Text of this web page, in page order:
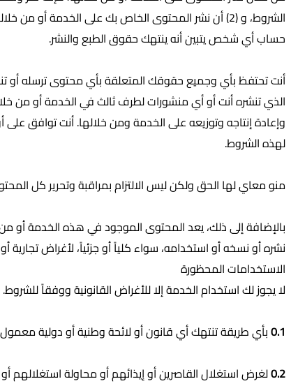
الشروط، و (2) أن نشر المحتوى الخاص بك على
حساب أي شخص يتبين أنه ينتهك حقوق الطبع والنشر.
أنت تحتفظ بأي وجميع حقوقك المتعلقة بأي محتوى ترسله
الذي تنشره أنت أو أي منشورات لطرف ثالث في الخدمة أو من
وإعادة إنتاجه وتوزيعه على الخدمة ومن خلالها. أنت توافق
لهذه الشروط.
منو معاي لها الحق ولكن ليس الالتزام بمراقبة وتحرير كل
بالإضافة إلى ذلك، يعد المحتوى الموجود في هذه الخدمة أو من
نشره أو نسخه أو استخدامه، سواء كلياً أو جزئياً، لأغراض
الاستخدامات المحظورة
لا يجوز لك استخدام الخدمة إلا للأغراض القانونية ووفقاً
0.1بأي طريقة تنتهك أي قانون أو لائحة وطنية أو دولية
0.2لغرض استغلال القاصرين أو إيذائهم أو محاولة